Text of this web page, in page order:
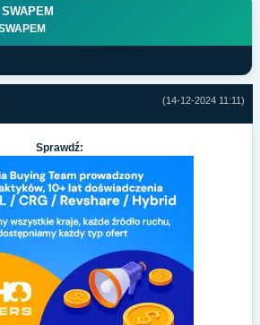
(14-12-2024 11:11)
Sprawdź: